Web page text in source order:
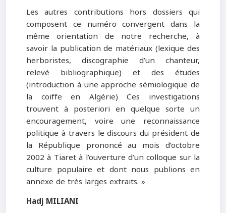
Les autres contributions hors dossiers qui
composent ce numéro convergent dans la
même orientation de notre recherche, à
savoir la publication de matériaux (lexique des
herboristes, discographie d’un chanteur,
relevé bibliographique) et des études
(introduction à une approche sémiologique de
la coiffe en Algérie) Ces investigations
trouvent à posteriori en quelque sorte un
encouragement, voire une reconnaissance
politique à travers le discours du président de
la République prononcé au mois d’octobre
2002 à Tiaret à l’ouverture d’un colloque sur la
culture populaire et dont nous publions en
annexe de très larges extraits. »
Hadj MILIANI